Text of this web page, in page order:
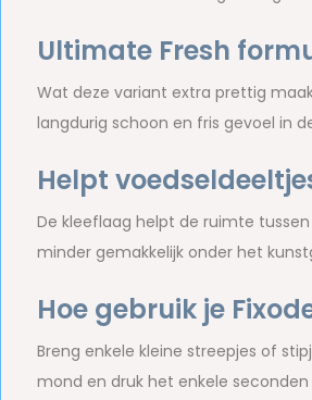
Ultimate Fresh
Wat deze variant extra prettig
langdurig schoon en fris gevoel in
Helpt
De kleeflaag helpt de ruimte
minder gemakkelijk onder het
Hoe gebruik je
Breng enkele kleine streepjes of
mond en druk het enkele